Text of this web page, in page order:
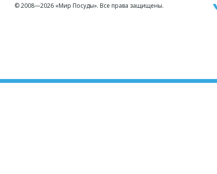
© 2008—2026 «Мир Посуды». Все права защищены.